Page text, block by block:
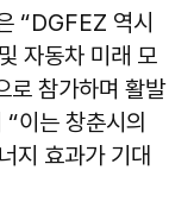
“DGFEZ 역시
자동차 미래 모
로 참가하며 활발
이는 창춘시의
지 효과가 기대